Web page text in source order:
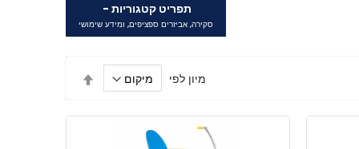
תפריט קטגוריות -
סקירה, אביזרים ספציפים, ומידע שימושי
מיון לפי